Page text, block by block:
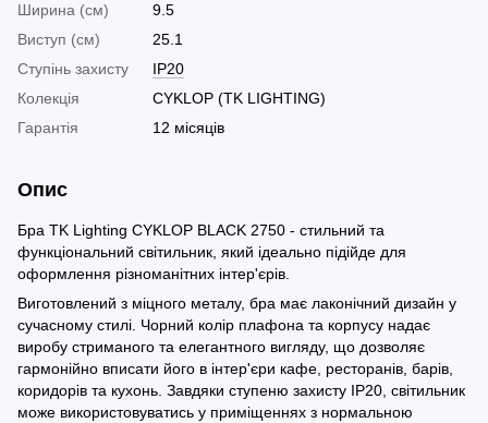
Ширина (см)
9.5
Виступ (см)
25.1
Ступінь захисту
IP20
Колекція
CYKLOP (TK LIGHTING)
Гарантія
12 місяців
Опис
Бра TK Lighting CYKLOP BLACK 2750 - стильний та
функціональний світильник, який ідеально підійде для
оформлення різноманітних інтер'єрів.
Виготовлений з міцного металу, бра має лаконічний дизайн у
сучасному стилі. Чорний колір плафона та корпусу надає
виробу стриманого та елегантного вигляду, що дозволяє
гармонійно вписати його в інтер'єри кафе, ресторанів, барів,
коридорів та кухонь. Завдяки ступеню захисту IP20, світильник
може використовуватись у приміщеннях з нормальною